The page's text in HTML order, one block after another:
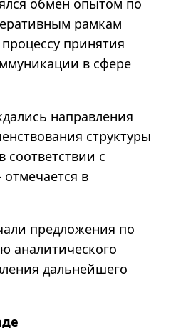
обмен опытом по
рамкам
принятия
в сфере
направления
структуры
с
в
предложения по
аналитического
дальнейшего